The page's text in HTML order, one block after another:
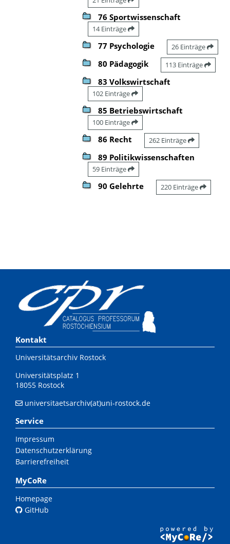
76 Sportwissenschaft
14 Einträge
77 Psychologie 26 Einträge
80 Pädagogik 113 Einträge
83 Volkswirtschaft
102 Einträge
85 Betriebswirtschaft
100 Einträge
86 Recht 262 Einträge
89 Politikwissenschaften
59 Einträge
90 Gelehrte 220 Einträge
Kontakt
Universitätsarchiv Rostock
Universitätsplatz 1
18055 Rostock
universitaetsarchiv(at)uni-rostock.de
Service
Impressum
Datenschutzerklärung
Barrierefreiheit
MyCoRe
Homepage
GitHub